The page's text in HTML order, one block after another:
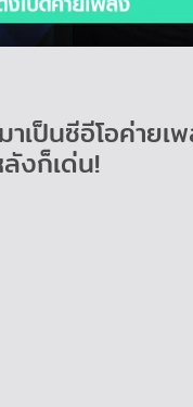
เป็นซีอีโอค่ายเ
งก็เด่น!